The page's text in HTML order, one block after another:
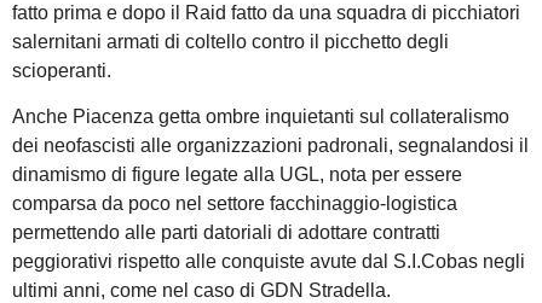
fatto prima e dopo il Raid fatto da una squadra di picchiatori
salernitani armati di coltello contro il picchetto degli
scioperanti.
Anche Piacenza getta ombre inquietanti sul collateralismo
dei neofascisti alle organizzazioni padronali, segnalandosi il
dinamismo di figure legate alla UGL, nota per essere
comparsa da poco nel settore facchinaggio-logistica
permettendo alle parti datoriali di adottare contratti
peggiorativi rispetto alle conquiste avute dal S.I.Cobas negli
ultimi anni, come nel caso di GDN Stradella.